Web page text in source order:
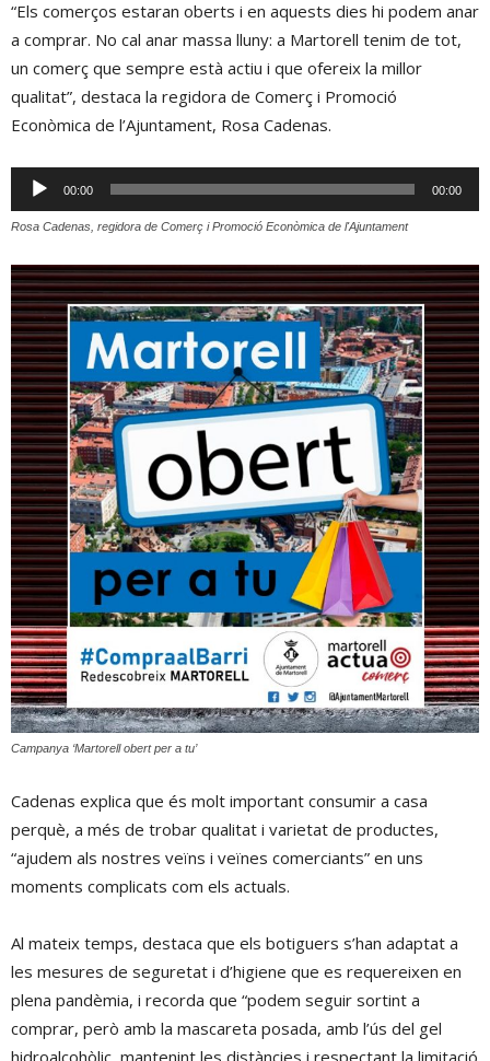
“Els comerços estaran oberts i en aquests dies hi podem anar
a comprar. No cal anar massa lluny: a Martorell tenim de tot,
un comerç que sempre està actiu i que ofereix la millor
qualitat”, destaca la regidora de Comerç i Promoció
Econòmica de l’Ajuntament, Rosa Cadenas.
Reproductor
d'àudio
00:00 00:00
Rosa Cadenas, regidora de Comerç i Promoció Econòmica de l'Ajuntament
Campanya ‘Martorell obert per a tu’
Cadenas explica que és molt important consumir a casa
perquè, a més de trobar qualitat i varietat de productes,
“ajudem als nostres veïns i veïnes comerciants” en uns
moments complicats com els actuals.
Al mateix temps, destaca que els botiguers s’han adaptat a
les mesures de seguretat i d’higiene que es requereixen en
plena pandèmia, i recorda que “podem seguir sortint a
comprar, però amb la mascareta posada, amb l’ús del gel
hidroalcohòlic, mantenint les distàncies i respectant la limitació